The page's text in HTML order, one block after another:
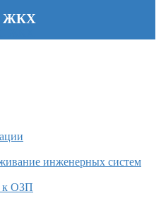
ЖКХ
инженерных систем
к ОЗП